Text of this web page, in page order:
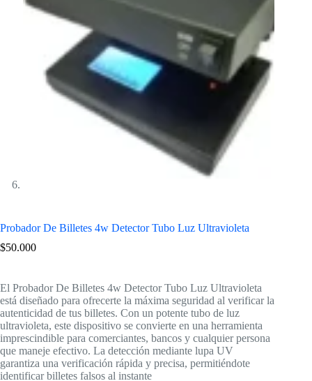
Probador De Billetes 4w Detector Tubo Luz Ultravioleta
$50.000
El Probador De Billetes 4w Detector Tubo Luz Ultravioleta
está diseñado para ofrecerte la máxima seguridad al verificar la
autenticidad de tus billetes. Con un potente tubo de luz
ultravioleta, este dispositivo se convierte en una herramienta
imprescindible para comerciantes, bancos y cualquier persona
que maneje efectivo. La detección mediante lupa UV
garantiza una verificación rápida y precisa, permitiéndote
identificar billetes falsos al instante